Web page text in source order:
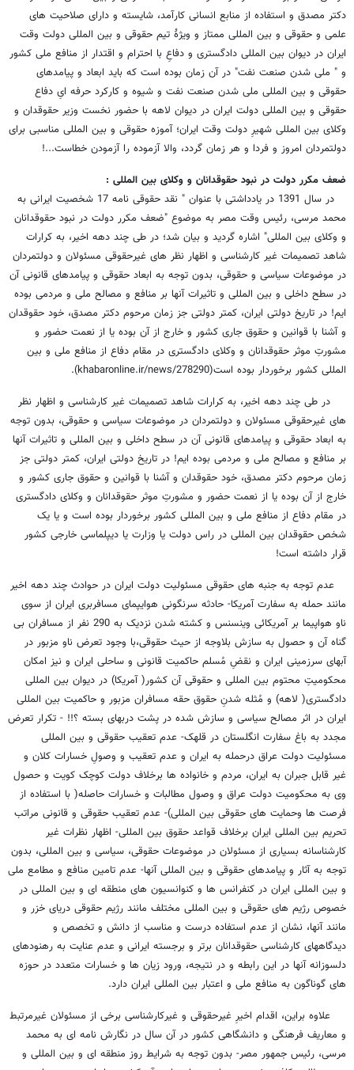
دکتر مصدق و استفاده از منابع انسانی کارآمد، شایسته و دارای صلاحیت های
علمی و حقوقی و بین المللی ممتاز و ویژۀ تیم حقوقی و بین المللی دولت وقت
ایران در دیوان بین المللی دادگستری و دفاعِ با احترام و اقتدار از منافع ملی کشور
و " ملی شدن صنعت نفت" در آن زمان بوده است که باید ابعاد و پیامدهای
حقوقی و بین المللی ملی شدن صنعت نفت و شیوه و کارکرد حرفه ایِ دفاع
حقوقی و بین المللی دولت ایران در دیوان لاهه با حضور نخست وزیر حقوقدان و
وکلای بین المللی شهیرِ دولت وقت ایران؛ آموزه حقوقی و بین المللی مناسبی برای
دولتمردان امروز و فردا و هر زمان گردد، والا آزموده را آزمودن خطاست...!
ضعف مکرر دولت در نبود حقوقدانان و وکلای بین المللی :
در سال 1391 در یادداشتی با عنوان " نقد حقوقی نامه 17 شخصیت ایرانی به
محمد مرسی، رئیس وقت مصر به موضوع "ضعف مکرر دولت در نبود حقوقدانان
و وکلای بین المللی" اشاره گردید و بیان شد؛ در طی چند دهه اخیر، به کرارات
شاهد تصمیمات غیر کارشناسی و اظهار نظر های غیرحقوقی مسئولان و دولتمردان
در موضوعات سیاسی و حقوقی، بدون توجه به ابعاد حقوقی و پیامدهای قانونی آن
در سطح داخلی و بین المللی و تاثیرات آنها بر منافع و مصالح ملی و مردمی بوده
ایم! در تاریخ دولتی ایران، کمتر دولتی جز زمان مرحوم دکتر مصدق، خود حقوقدان
و آشنا با قوانین و حقوق جاری کشور و خارج از آن بوده یا از نعمت حضور و
مشورتِ موثر حقوقدانان و وکلای دادگستری در مقام دفاع از منافع ملی و بین
المللی کشور برخوردار بوده است(khabaronline.ir/news/278290).
در طی چند دهه اخیر، به کرارات شاهد تصمیمات غیر کارشناسی و اظهار نظر
های غیرحقوقی مسئولان و دولتمردان در موضوعات سیاسی و حقوقی، بدون توجه
به ابعاد حقوقی و پیامدهای قانونی آن در سطح داخلی و بین المللی و تاثیرات آنها
بر منافع و مصالح ملی و مردمی بوده ایم! در تاریخ دولتی ایران، کمتر دولتی جز
زمان مرحوم دکتر مصدق، خود حقوقدان و آشنا با قوانین و حقوق جاری کشور و
خارج از آن بوده یا از نعمت حضور و مشورتِ موثر حقوقدانان و وکلای دادگستری
در مقام دفاع از منافع ملی و بین المللی کشور برخوردار بوده است و یا یک
شخص حقوقدان بین المللی در راس دولت یا وزارت یا دیپلماسی خارجی کشور
قرار داشته است!
عدم توجه به جنبه های حقوقی مسئولیت دولت ایران در حوادث چند دهه اخیر
مانند حمله به سفارت آمریکا- حادثه سرنگونی هوایپمای مسافربری ایران از سوی
ناو هواپیما بر آمریکائی وینسنس و کشته شدن نزدیک به 290 نفر از مسافران بی
گناه آن و حصول به سازش بلاوجه از حیث حقوقی،با وجود تعرض ناو مزبور در
آبهای سرزمینی ایران و نقضِ مُسلم حاکمیت قانونی و ساحلی ایران و نیز امکان
محکومیتِ محتوم بین المللی و حقوقی آن کشور( آمریکا) در دیوان بین المللی
دادگستری( لاهه) و مُثله شدنِ حقوق حقه مسافران مزبور و حاکمیت بین المللی
ایران در اثر مصالح سیاسی و سازش شده در پشت دربهای بسته ؟!! - تکرار تعرض
مجدد به باغ سفارت انگلستان در قلهک- عدم تعقیب حقوقی و بین المللی
مسئولیت دولت عراق درحمله به ایران و عدم تعقیب و وصولِ خسارات کلان و
غیر قابل جبران به ایران، مردم و خانواده ها برخلاف دولت کوچک کویت و حصول
وی به محکومیت دولت عراق و وصول مطالبات و خسارات حاصله( با استفاده از
فرصت ها وحمایت های حقوقی بین المللی)- عدم تعقیب حقوقی و قانونی مراتب
تحریم بین المللی ایران برخلاف قواعد حقوق بین المللی- اظهار نظرات غیر
کارشناسانه بسیاری از مسئولان در موضوعات حقوقی، سیاسی و بین المللی، بدون
توجه به آثار و پیامدهای حقوقی و بین المللی آنها- عدم تامین منافع و مطامع ملی
و بین المللی ایران در کنفرانس ها و کنوانسیون های منطقه ای و بین المللی در
خصوص رژیم های حقوقی و بین المللی مختلف مانند رژیم حقوقی دریای خزر و
مانند آنها، نشان از عدم استفاده درست و مناسب از دانش و تخصص و
دیدگاههای کارشناسی حقوقدانان برتر و برجسته ایرانی و عدم عنایت به رهنودهای
دلسوزانه آنها در این رابطه و در نتیجه، ورود زیان ها و خسارات متعدد در حوزه
های گوناگون به منافع ملی و اعتبار بین المللی ایران دارد.
علاوه براین، اقدام اخیرِ غیرحقوقی و غیرکارشناسی برخی از مسئولان غیرمرتبط
و معاریف فرهنگی و دانشگاهی کشور در آن سال در نگارش نامه ای به محمد
مرسی، رئیس جمهور مصر- بدون توجه به شرایط روز منطقه ای و بین المللی و